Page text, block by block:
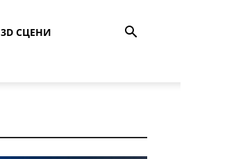
3D СЦЕНИ